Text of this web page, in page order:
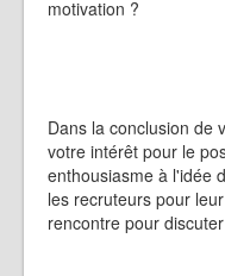
motivation ?
Dans la conclusion de
votre intérêt pour le
enthousiasme à l'idée
les recruteurs pour
rencontre pour